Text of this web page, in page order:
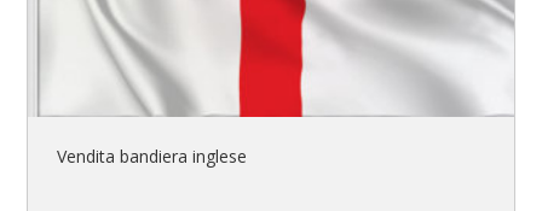
Vendita bandiera inglese